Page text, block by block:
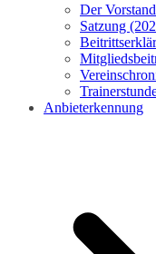
Der
Satzung
Anbieterkennung